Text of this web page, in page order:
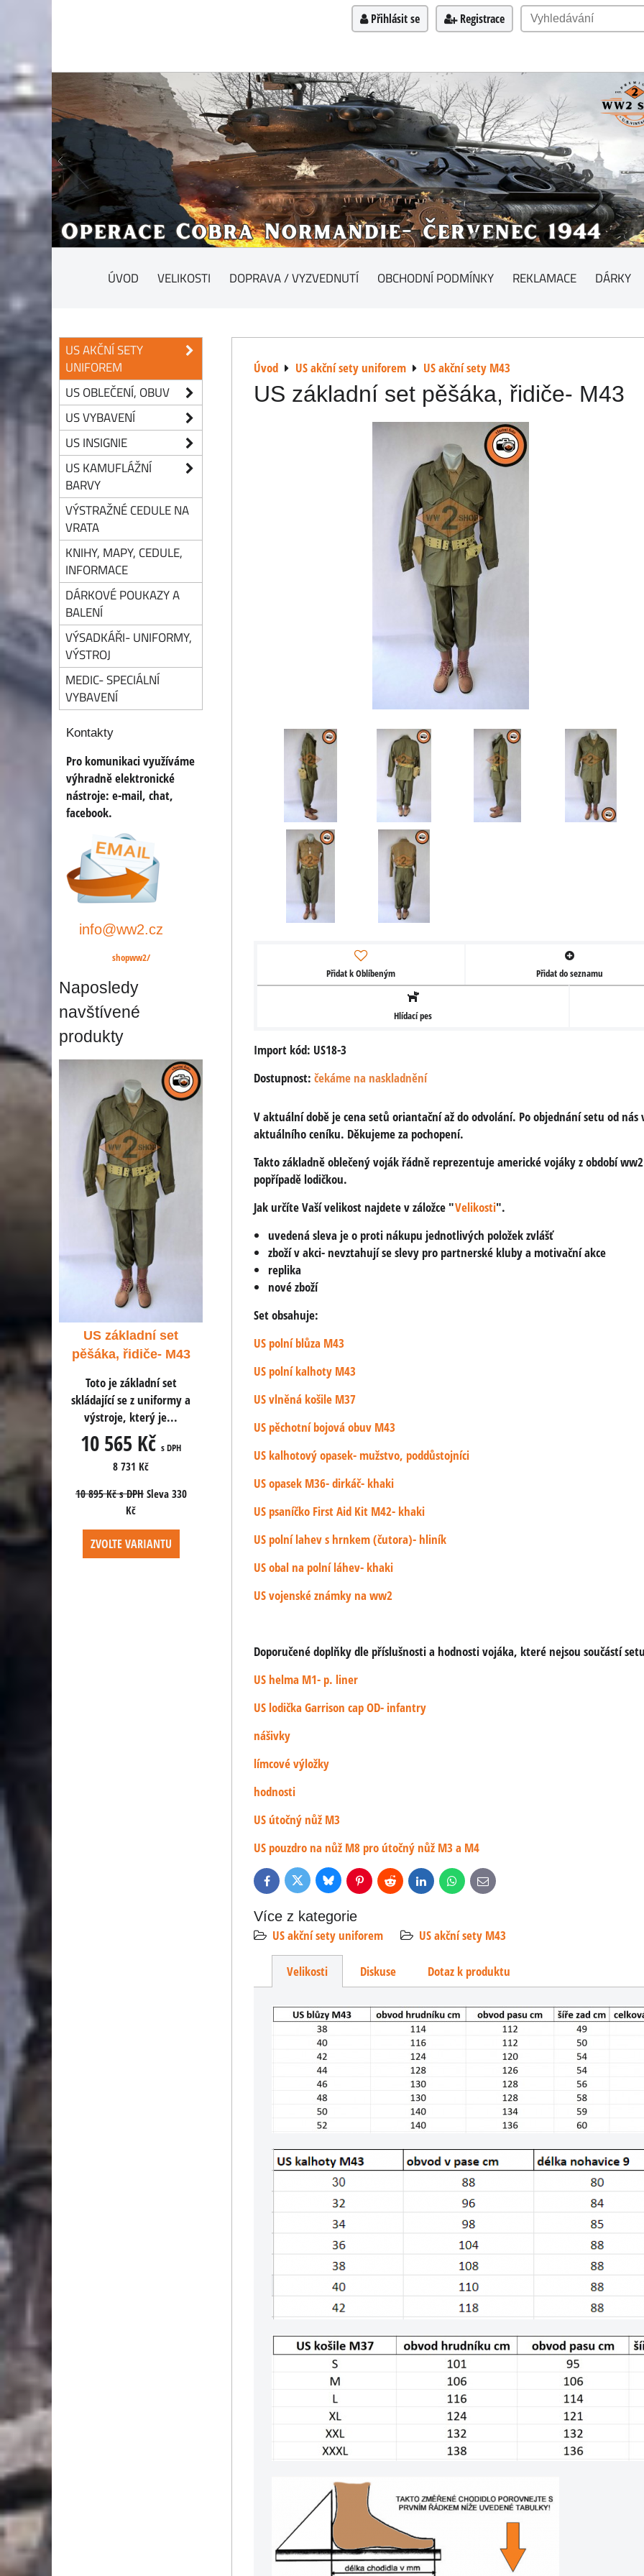
Přihlásit se Registrace
ÚVOD VELIKOSTI DOPRAVA / VYZVEDNUTÍ OBCHODNÍ PODMÍNKY REKLAMACE DÁRKY
Úvod US akční sety uniforem US akční sety M43
US základní set pěšáka, řidiče- M43
Přidat k Oblíbeným Přidat do seznamu
Hlídací pes
Import kód: US18-3
Dostupnost: čekáme na naskladnění
V aktuální době je cena setů oriantační až do odvolání. Po objednání setu od
aktuálního ceníku. Děkujeme za pochopení.
Takto základně oblečený voják řádně reprezentuje americké vojáky z období
popřípadě lodičkou.
Jak určíte Vaší velikost najdete v záložce "Velikosti".
uvedená sleva je o proti nákupu jednotlivých položek zvlášť
zboží v akci- nevztahují se slevy pro partnerské kluby a motivační akce
replika
nové zboží
Set obsahuje:
US polní blůza M43
US polní kalhoty M43
US vlněná košile M37
US pěchotní bojová obuv M43
US kalhotový opasek- mužstvo, poddůstojníci
US opasek M36- dirkáč- khaki
US psaníčko First Aid Kit M42- khaki
US polní lahev s hrnkem (čutora)- hliník
US obal na polní láhev- khaki
US vojenské známky na ww2
Doporučené doplňky dle příslušnosti a hodnosti vojáka, které nejsou součástí
US helma M1- p. liner
US lodička Garrison cap OD- infantry
nášivky
límcové výložky
hodnosti
US útočný nůž M3
US pouzdro na nůž M8 pro útočný nůž M3 a M4
FacebookTwitter BlueskyPinterestReddit LinkedInWhatsApp
E-
mail
Více z kategorie
US akční sety uniforem
US akční sety M43
Velikosti Diskuse Dotaz k produktu
US AKČNÍ SETY
UNIFOREM
US OBLEČENÍ, OBUV
US VYBAVENÍ
US INSIGNIE
US KAMUFLÁŽNÍ
BARVY
VÝSTRAŽNÉ CEDULE NA
VRATA
KNIHY, MAPY, CEDULE,
INFORMACE
DÁRKOVÉ POUKAZY A
BALENÍ
VÝSADKÁŘI- UNIFORMY,
VÝSTROJ
MEDIC- SPECIÁLNÍ
VYBAVENÍ
Kontakty
Pro komunikaci využíváme
výhradně elektronické
nástroje: e-mail, chat,
facebook.
info@ww2.cz
shopww2/
Naposledy
navštívené
produkty
M43
set
a
US základní set
pěšáka, řidiče- M43
Toto je základní set
skládající se z uniformy a
výstroje, který je...
10 565 Kč s DPH
8 731 Kč
10 895 Kčs DPH Sleva 330
Kč
ZVOLTE VARIANTU
US základní set
pěšáka, řidiče- M43
Toto je základní set
skládající se z uniformy a
10 565 Kč s DPH
s DPH
Kč
ZVOLTE VARIANTU